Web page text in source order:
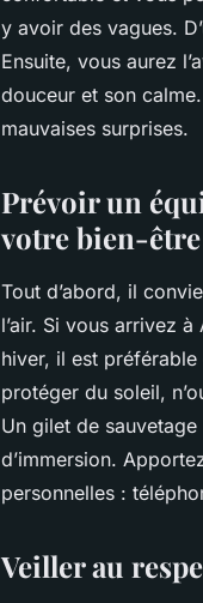
y avoir des vagues.
Ensuite, vous aurez
douceur et son
mauvaises surprises.
Prévoir un
votre bien-être
Tout d’abord, il
l’air. Si vous arrivez
hiver, il est
protéger du soleil,
Un gilet de
d’immersion.
personnelles :
Veiller au